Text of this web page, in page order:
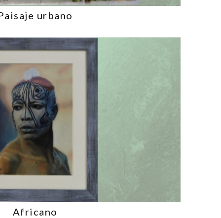
urbano
Africano